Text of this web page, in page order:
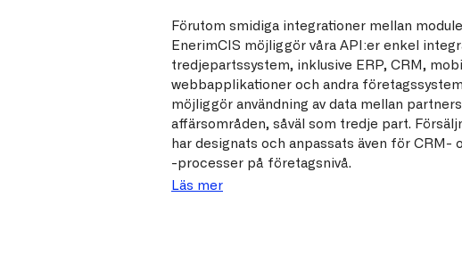
Förutom smidiga integrationer mellan
EnerimCIS möjliggör våra API:er enkel
tredjepartssystem, inklusive ERP, CRM,
webbapplikationer och andra
möjliggör användning av data mellan
affärsområden, såväl som tredje part.
har designats och anpassats även för CRM-
-processer på företagsnivå.
Läs mer